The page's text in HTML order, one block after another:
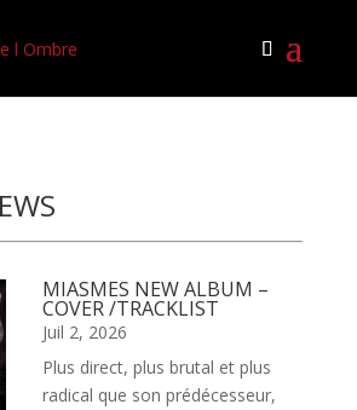
MIASMES NEW ALBUM –
COVER /TRACKLIST
Juil 2, 2026
Plus direct, plus brutal et plus
radical que son prédécesseur,